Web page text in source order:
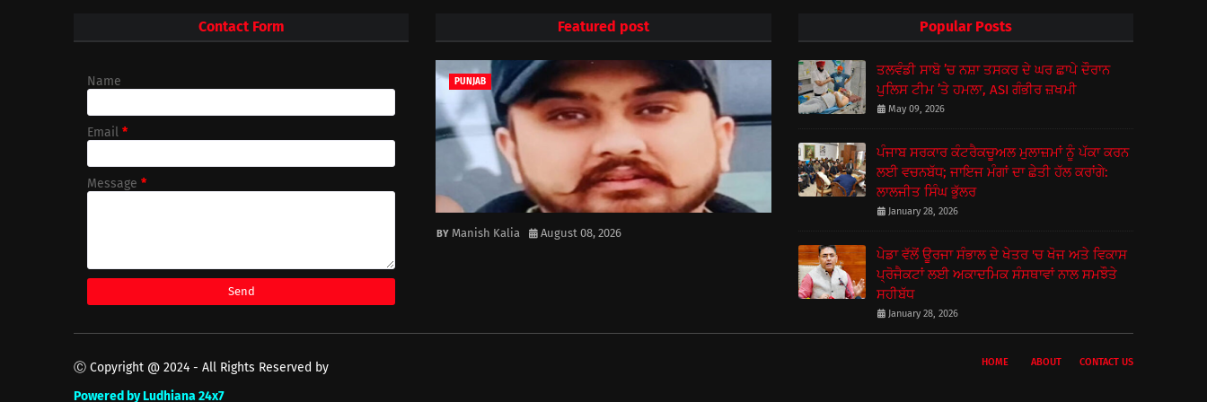
Contact Form
Name
Email *
Message *
Featured post
PUNJAB
Manish Kalia August 08, 2026
Popular Posts
ਤਲਵੰਡੀ ਸਾਬੋ ’ਚ ਨਸ਼ਾ ਤਸਕਰ ਦੇ ਘਰ ਛਾਪੇ ਦੌਰਾਨ
ਪੁਲਿਸ ਟੀਮ ’ਤੇ ਹਮਲਾ, ASI ਗੰਭੀਰ ਜ਼ਖਮੀ
May 09, 2026
ਪੰਜਾਬ ਸਰਕਾਰ ਕੰਟਰੈਕਚੂਅਲ ਮੁਲਾਜ਼ਮਾਂ ਨੂੰ ਪੱਕਾ ਕਰਨ
ਲਈ ਵਚਨਬੱਧ; ਜਾਇਜ ਮੰਗਾਂ ਦਾ ਛੇਤੀ ਹੱਲ ਕਰਾਂਗੇ:
ਲਾਲਜੀਤ ਸਿੰਘ ਭੁੱਲਰ
January 28, 2026
ਪੇਡਾ ਵੱਲੋਂ ਊਰਜਾ ਸੰਭਾਲ ਦੇ ਖੇਤਰ 'ਚ ਖੋਜ ਅਤੇ ਵਿਕਾਸ
ਪ੍ਰੋਜੈਕਟਾਂ ਲਈ ਅਕਾਦਮਿਕ ਸੰਸਥਾਵਾਂ ਨਾਲ ਸਮਝੌਤੇ
ਸਹੀਬੱਧ
January 28, 2026
HOME ABOUT CONTACT US
Ⓒ Copyright @ 2024 - All Rights Reserved by
Powered by Ludhiana 24x7